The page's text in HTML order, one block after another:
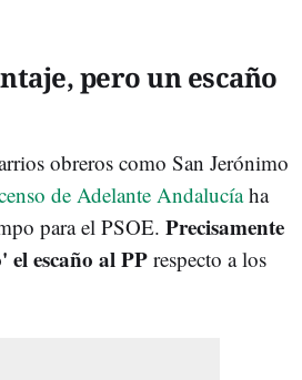
pero un escaño
obreros como San Jerónimo
de Adelante Andalucíaha
para el PSOE. Precisamente
escaño al PP respecto a los